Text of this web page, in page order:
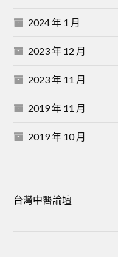
2024 年 1 月
2023 年 12 月
2023 年 11 月
2019 年 11 月
2019 年 10 月
台灣中醫論壇